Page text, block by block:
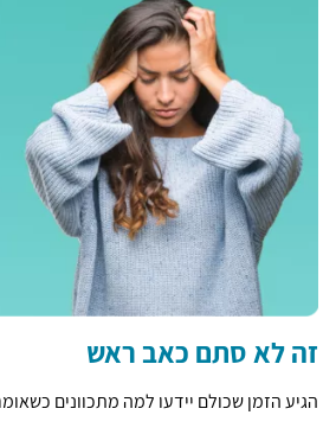
זה לא סתם כאב ראש
הגיע הזמן שכולם יידעו למה מתכוונים